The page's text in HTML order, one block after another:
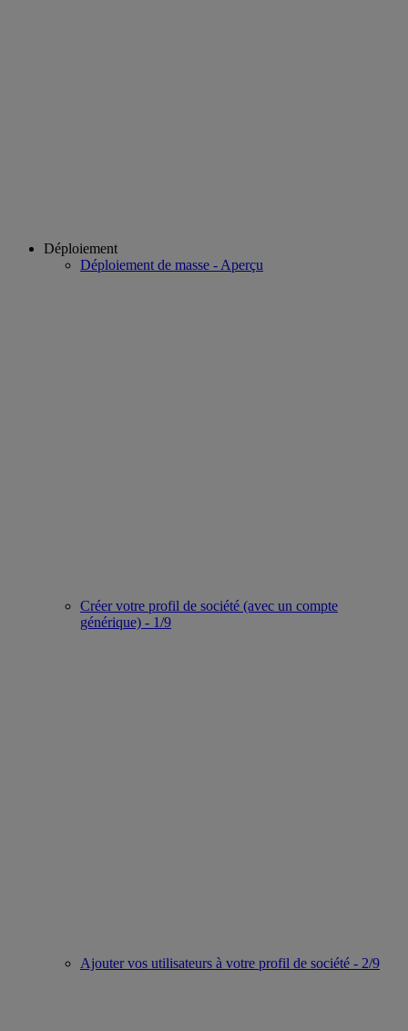
Déploiement
Déploiement de masse - Aperçu
Créer votre profil de société (avec un compte
générique) - 1/9
Ajouter vos utilisateurs à votre profil de société - 2/9